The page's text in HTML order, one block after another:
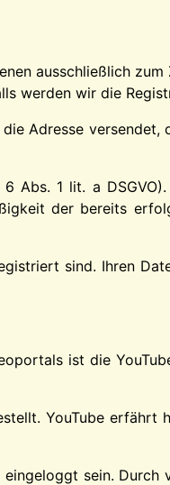
ausschließlich
werden wir die
Adresse versendet,
Abs. 1 lit. a
der bereits
sind. Ihren
ist die
YouTube erfährt
sein. Durch